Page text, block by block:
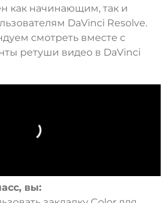
как начинающим, так и
DaVinci Resolve.
смотреть вместе с
ретуши видео в DaVinci
вы: